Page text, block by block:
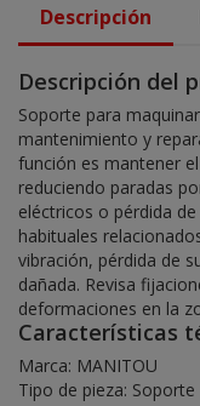
Descripción
Descripción del
Soporte para
mantenimiento y
función es mantener
reduciendo paradas
eléctricos o pérdida
habituales
vibración, pérdida de
dañada. Revisa
deformaciones en la
Características
Marca: MANITOU
Tipo de pieza: Soporte